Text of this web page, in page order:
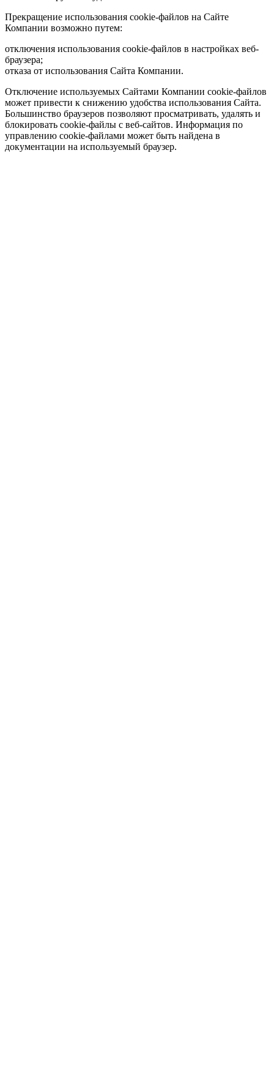
Прекращение использования cookie-файлов на Сайте
Компании возможно путем:
отключения использования cookie-файлов в настройках веб-
браузера;
отказа от использования Сайта Компании.
Отключение используемых Сайтами Компании cookie-файлов
может привести к снижению удобства использования Сайта.
Большинство браузеров позволяют просматривать, удалять и
блокировать cookie-файлы c веб-сайтов. Информация по
управлению cookie-файлами может быть найдена в
документации на используемый браузер.